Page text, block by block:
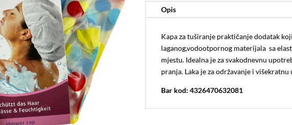
Opis
Kapa za tuširanje praktičanje dodatak
laganog,vodootpornog materijala sa
mjestu. Idealna je za svakodnevnu
pranja. Laka je za održavanje i
Bar kod: 4326470632081